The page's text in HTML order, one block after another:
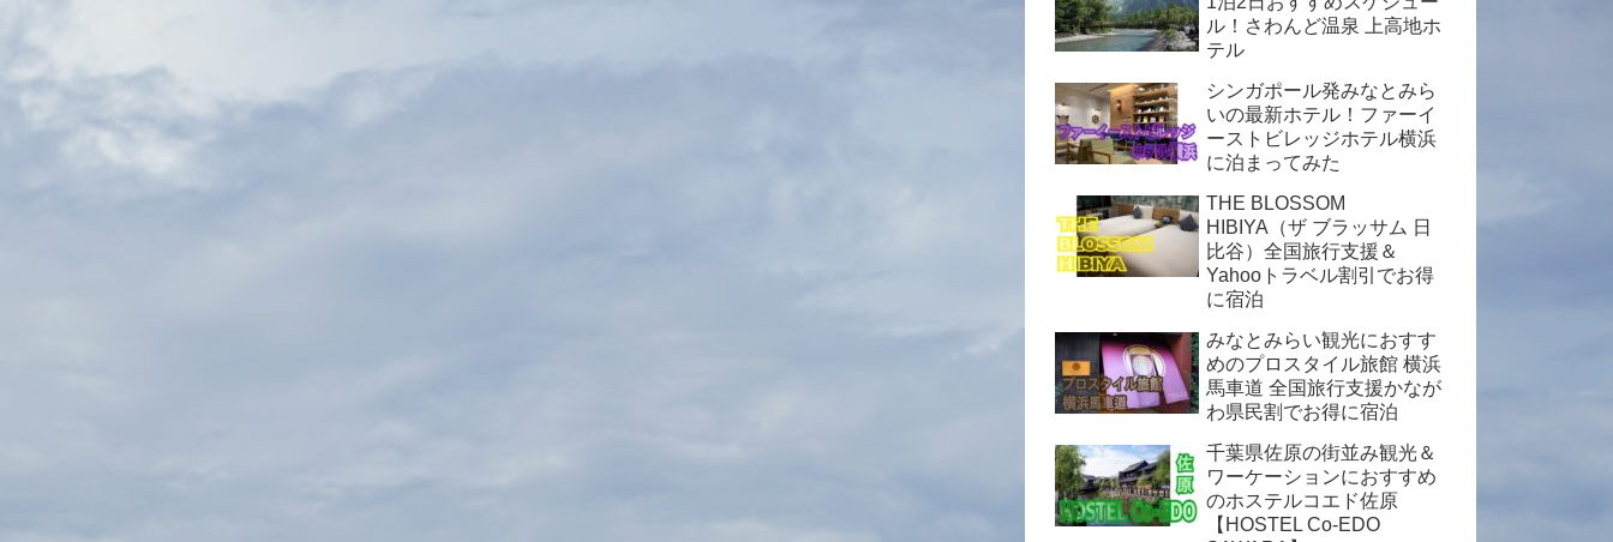
ル！さわんど温泉 上高地ホ
テル
シンガポール発みなとみら
いの最新ホテル！ファーイ
ーストビレッジホテル横浜
に泊まってみた
THE BLOSSOM
HIBIYA（ザ ブラッサム 日
比谷）全国旅行支援＆
Yahooトラベル割引でお得
に宿泊
みなとみらい観光におすす
めのプロスタイル旅館 横浜
馬車道 全国旅行支援かなが
わ県民割でお得に宿泊
千葉県佐原の街並み観光＆
ワーケーションにおすすめ
のホステルコエド佐原
【HOSTEL Co-EDO